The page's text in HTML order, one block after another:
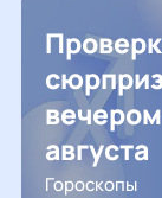
августа
Гороскопы